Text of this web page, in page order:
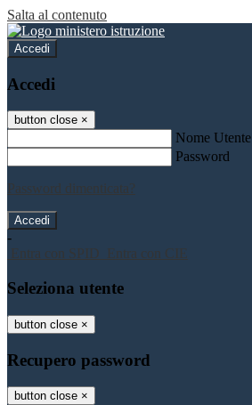
Salta al contenuto
Accedi
Accedi
button close ×
Nome Utente
Password
Password dimenticata?
-
Entra con SPID
Entra con CIE
Seleziona utente
button close ×
Recupero password
button close ×